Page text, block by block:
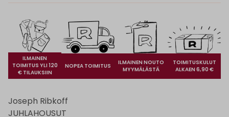
ILMAINEN
TOIMITUS YLI 120
€ TILAUKSIIN
NOPEA TOIMITUS
ILMAINEN NOUTO
MYYMÄLÄSTÄ
TOIMITUSKULUT
ALKAEN 6,90 €
Joseph Ribkoff
JUHLAHOUSUT